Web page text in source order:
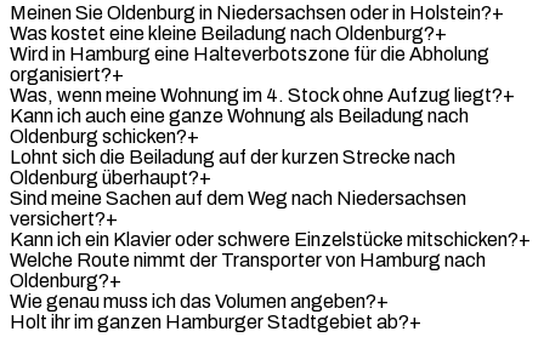
Meinen Sie Oldenburg in Niedersachsen oder in Holstein?+
Was kostet eine kleine Beiladung nach Oldenburg?+
Wird in Hamburg eine Halteverbotszone für die Abholung
organisiert?+
Was, wenn meine Wohnung im 4. Stock ohne Aufzug liegt?+
Kann ich auch eine ganze Wohnung als Beiladung nach
Oldenburg schicken?+
Lohnt sich die Beiladung auf der kurzen Strecke nach
Oldenburg überhaupt?+
Sind meine Sachen auf dem Weg nach Niedersachsen
versichert?+
Kann ich ein Klavier oder schwere Einzelstücke mitschicken?+
Welche Route nimmt der Transporter von Hamburg nach
Oldenburg?+
Wie genau muss ich das Volumen angeben?+
Holt ihr im ganzen Hamburger Stadtgebiet ab?+